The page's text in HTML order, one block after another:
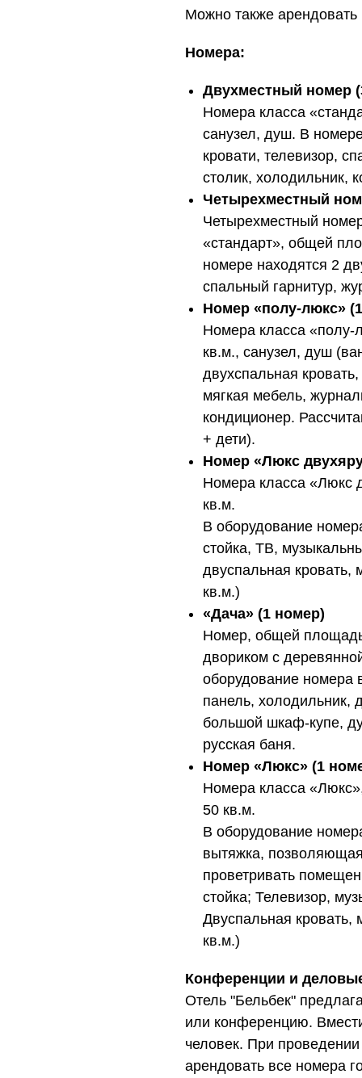
Можно также арендовать
Номера:
Двухместный номер
Номера класса
санузел, душ. В
кровати, телевизор,
столик, холодильник,
Четырехместный
Четырехместный
«стандарт», общей
номере находятся 2
спальный гарнитур,
Номер «полу-люкс»
Номера класса
кв.м., санузел, душ
двухспальная
мягкая мебель,
кондиционер.
+ дети).
Номер «Люкс
Номера класса «Люкс
кв.м.
В оборудование
стойка, ТВ,
двуспальная кровать,
кв.м.)
«Дача» (1 номер)
Номер, общей
двориком с
оборудование номера
панель, холодильник,
большой шкаф-купе,
русская баня.
Номер «Люкс» (1
Номера класса
50 кв.м.
В оборудование
вытяжка,
проветривать
стойка; Телевизор,
Двуспальная кровать,
кв.м.)
Конференции и
Отель "Бельбек"
или конференцию.
человек. При
арендовать все номера